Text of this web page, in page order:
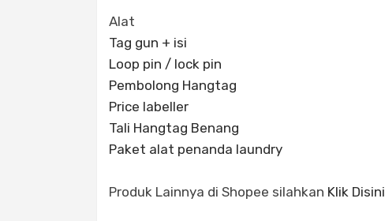
Alat
Tag gun + isi
Loop pin / lock pin
Pembolong Hangtag
Price labeller
Tali Hangtag Benang
Paket alat penanda laundry
Produk Lainnya di Shopee silahkan Klik Disini